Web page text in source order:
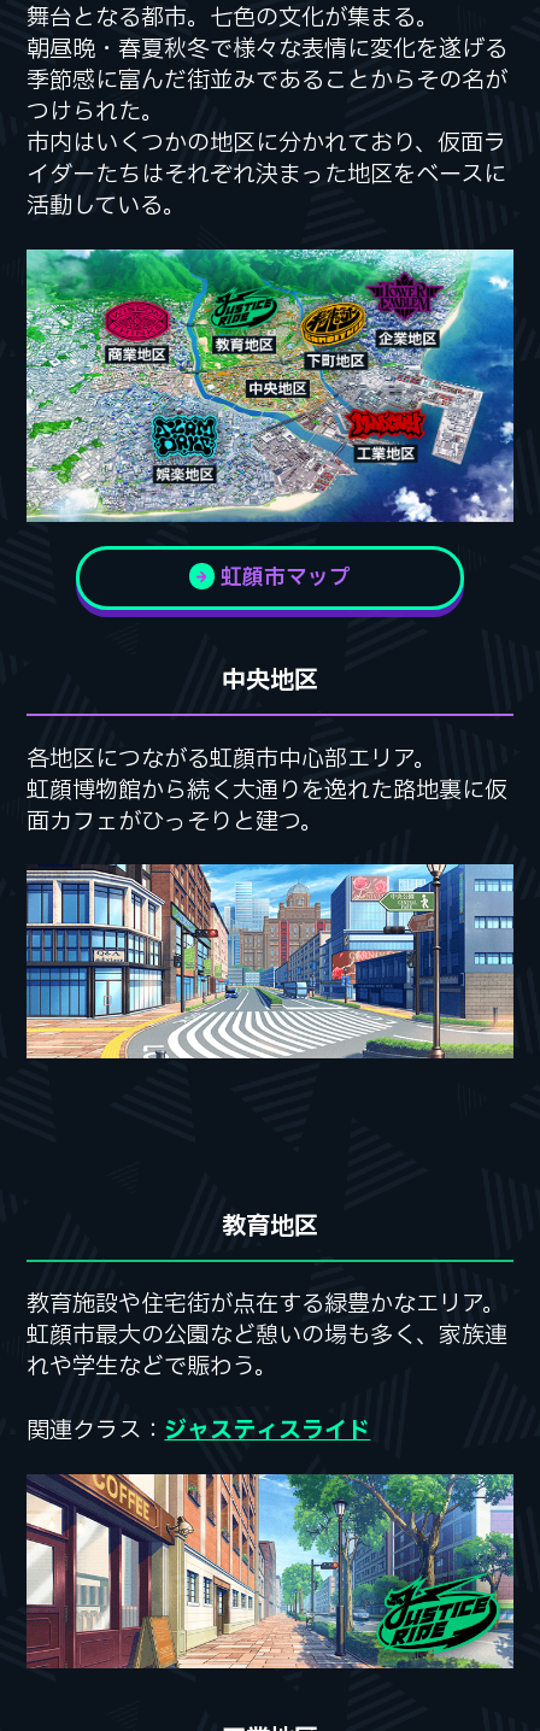
舞台となる都市。七色の文化が集まる。
朝昼晩・春夏秋冬で様々な表情に変化を遂げる
季節感に富んだ街並みであることからその名が
つけられた。
市内はいくつかの地区に分かれており、仮面ラ
イダーたちはそれぞれ決まった地区をベースに
活動している。
舞台となる都市。七色の文化が集まる。
朝昼晩・春夏秋冬で様々な表情に変化を遂げる
季節感に富んだ街並みであることからその名が
つけられた。
市内はいくつかの地区に分かれており、仮面ラ
イダーたちはそれぞれ決まった地区をベースに
活動している。
虹顔市マップ
中央地区
各地区につながる虹顔市中心部エリア。
虹顔博物館から続く大通りを逸れた路地裏に仮
面カフェがひっそりと建つ。
各地区につながる虹顔市中心部エリア。
虹顔博物館から続く大通りを逸れた路地裏に仮
面カフェがひっそりと建つ。
教育地区
教育施設や住宅街が点在する緑豊かなエリア。
虹顔市最大の公園など憩いの場も多く、 家族連
れや学生などで賑わう。
関連クラス：ジャスティスライド
教育施設や住宅街が点在する緑豊かなエリア。
虹顔市最大の公園など憩いの場も多く、 家族連
れや学生などで賑わう。
関連クラス：ジャスティスライド